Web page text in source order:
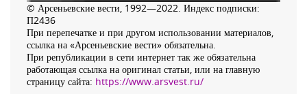
© Арсеньевские вести, 1992—2022. Индекс подписки:
П2436
При перепечатке и при другом использовании материалов,
ссылка на «Арсеньевские вести» обязательна.
При републикации в сети интернет так же обязательна
работающая ссылка на оригинал статьи, или на главную
страницу сайта: https://www.arsvest.ru/